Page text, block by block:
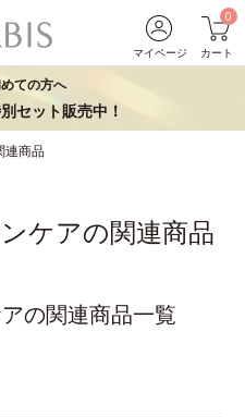
マイページ
0
カート
ての方へ
セット販売中！
連商品
ケアの関連商品
の関連商品一覧